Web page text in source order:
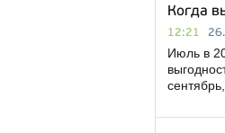
Когда
12:21
Июль в